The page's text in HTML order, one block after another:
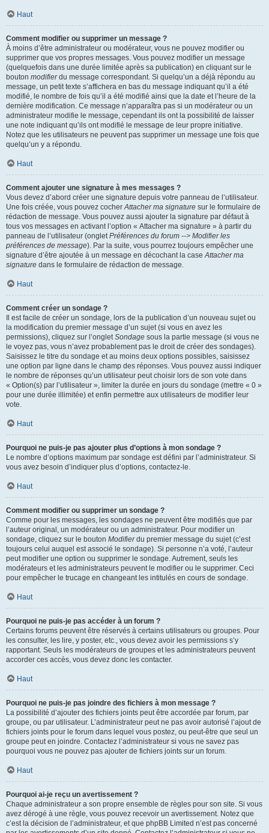
Haut
Comment modifier ou supprimer un message ?
À moins d’être administrateur ou modérateur, vous ne pouvez modifier ou
supprimer que vos propres messages. Vous pouvez modifier un message
(quelquefois dans une durée limitée après sa publication) en cliquant sur le
bouton modifierdu message correspondant. Si quelqu’un a déjà répondu au
message, un petit texte s’affichera en bas du message indiquant qu’il a été
modifié, le nombre de fois qu’il a été modifié ainsi que la date et l’heure de la
dernière modification. Ce message n’apparaîtra pas si un modérateur ou un
administrateur modifie le message, cependant ils ont la possibilité de laisser
une note indiquant qu’ils ont modifié le message de leur propre initiative.
Notez que les utilisateurs ne peuvent pas supprimer un message une fois que
quelqu’un y a répondu.
Haut
Comment ajouter une signature à mes messages ?
Vous devez d’abord créer une signature depuis votre panneau de l’utilisateur.
Une fois créée, vous pouvez cocherAttacher ma signature sur le formulaire de
rédaction de message. Vous pouvez aussi ajouter la signature par défaut à
tous vos messages en activant l’option « Attacher ma signature » à partir du
panneau de l’utilisateur (ongletPréférences du forum --> Modifier les
préférences de message). Par la suite, vous pourrez toujours empêcher une
signature d’être ajoutée à un message en décochant la caseAttacher ma
signature dans le formulaire de rédaction de message.
Haut
Comment créer un sondage ?
Il est facile de créer un sondage, lors de la publication d’un nouveau sujet ou
la modification du premier message d’un sujet (si vous en avez les
permissions), cliquez sur l’ongletSondage sous la partie message (si vous ne
le voyez pas, vous n’avez probablement pas le droit de créer des sondages).
Saisissez le titre du sondage et au moins deux options possibles, saisissez
une option par ligne dans le champ des réponses. Vous pouvez aussi indiquer
le nombre de réponses qu’un utilisateur peut choisir lors de son vote dans
« Option(s) par l’utilisateur », limiter la durée en jours du sondage (mettre « 0 »
pour une durée illimitée) et enfin permettre aux utilisateurs de modifier leur
vote.
Haut
Pourquoi ne puis-je pas ajouter plus d’options à mon sondage ?
Le nombre d’options maximum par sondage est défini par l’administrateur. Si
vous avez besoin d’indiquer plus d’options, contactez-le.
Haut
Comment modifier ou supprimer un sondage ?
Comme pour les messages, les sondages ne peuvent être modifiés que par
l’auteur original, un modérateur ou un administrateur. Pour modifier un
sondage, cliquez sur le bouton Modifierdu premier message du sujet (c’est
toujours celui auquel est associé le sondage). Si personne n’a voté, l’auteur
peut modifier une option ou supprimer le sondage. Autrement, seuls les
modérateurs et les administrateurs peuvent le modifier ou le supprimer. Ceci
pour empêcher le trucage en changeant les intitulés en cours de sondage.
Haut
Pourquoi ne puis-je pas accéder à un forum ?
Certains forums peuvent être réservés à certains utilisateurs ou groupes. Pour
les consulter, les lire, y poster, etc., vous devez avoir les permissions s’y
rapportant. Seuls les modérateurs de groupes et les administrateurs peuvent
accorder ces accès, vous devez donc les contacter.
Haut
Pourquoi ne puis-je pas joindre des fichiers à mon message ?
La possibilité d’ajouter des fichiers joints peut être accordée par forum, par
groupe, ou par utilisateur. L’administrateur peut ne pas avoir autorisé l’ajout de
fichiers joints pour le forum dans lequel vous postez, ou peut-être que seul un
groupe peut en joindre. Contactez l’administrateur si vous ne savez pas
pourquoi vous ne pouvez pas ajouter de fichiers joints sur un forum.
Haut
Pourquoi ai-je reçu un avertissement ?
Chaque administrateur a son propre ensemble de règles pour son site. Si vous
avez dérogé à une règle, vous pouvez recevoir un avertissement. Notez que
c’est la décision de l’administrateur, et que phpBB Limited n’est pas concerné